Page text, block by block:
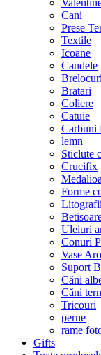
Cani
Prese
Textile
Icoane
Candele
Brelocuri
Bratari
Coliere
Catuie
Carbuni
lemn
Sticlute
Crucifix
Forme
Litografii
Uleiuri
Conuri
Vase
Suport
Căni
Căni
Tricouri
perne
rame
Gifts